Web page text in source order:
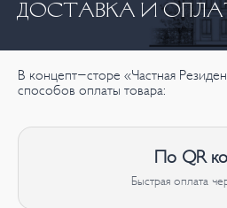
ДОСТАВКА И
В концепт-сторе «Частная
способов оплаты товара:
По QR
Быстрая оплата